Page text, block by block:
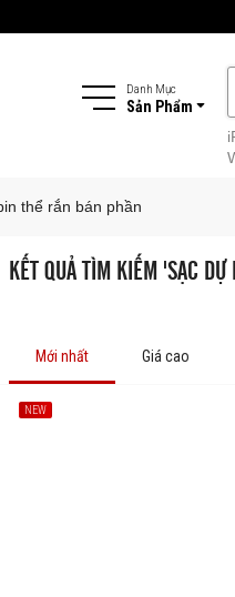
Danh Mục
Sản Phẩm
thể rắn bán phần
KẾT QUẢ TÌM KIẾM 'SẠC
Mới nhất Giá cao
NEW